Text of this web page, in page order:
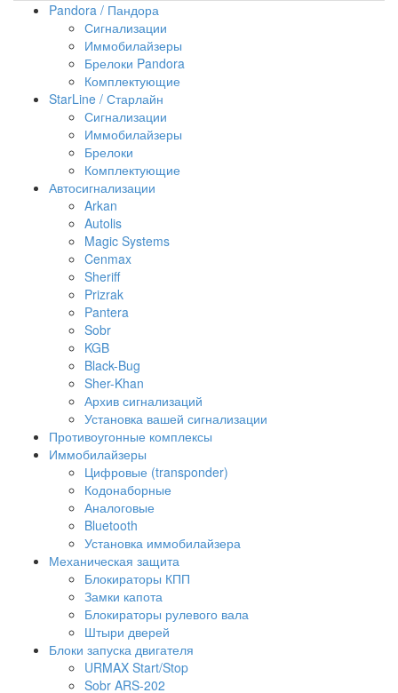
Pandora / Пандора
Сигнализации
Иммобилайзеры
Брелоки Pandora
Комплектующие
StarLine / Старлайн
Сигнализации
Иммобилайзеры
Брелоки
Комплектующие
Автосигнализации
Arkan
Autolis
Magic Systems
Cenmax
Sheriff
Prizrak
Pantera
Sobr
KGB
Black-Bug
Sher-Khan
Архив сигнализаций
Установка вашей сигнализации
Противоугонные комплексы
Иммобилайзеры
Цифровые (transponder)
Кодонаборные
Аналоговые
Bluetooth
Установка иммобилайзера
Механическая защита
Блокираторы КПП
Замки капота
Блокираторы рулевого вала
Штыри дверей
Блоки запуска двигателя
URMAX Start/Stop
Sobr ARS-202